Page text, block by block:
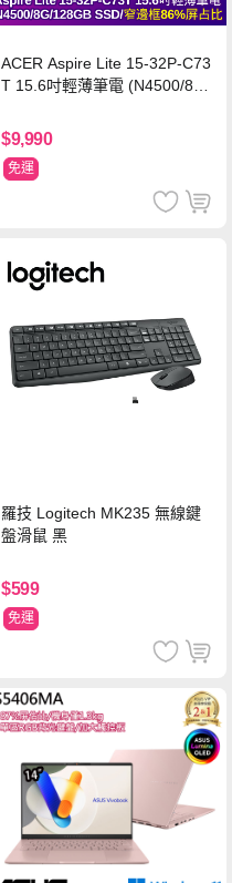
ACER Aspire Lite 15-32P-C73
T 15.6吋輕薄筆電 (N4500/8G/
$9,990
免運
羅技 Logitech MK235 無線鍵
盤滑鼠 黑
$599
免運